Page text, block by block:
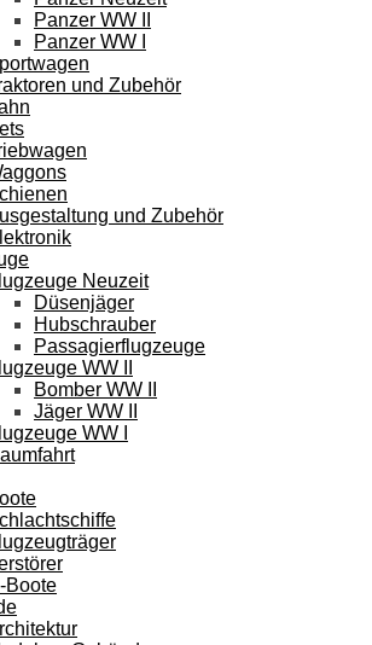
Panzer WW II
Panzer WW I
und Zubehör
und Zubehör
Neuzeit
Düsenjäger
Hubschrauber
Passagierflugzeuge
WW II
Bomber WW II
Jäger WW II
WW I
Boote